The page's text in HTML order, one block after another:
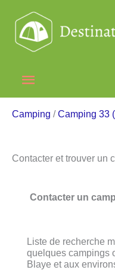
contenu
Menu
principal
Camping /Camping 33
Contacter et trouver un
Contacter un
Liste de recherche
quelques campings
Blaye et aux